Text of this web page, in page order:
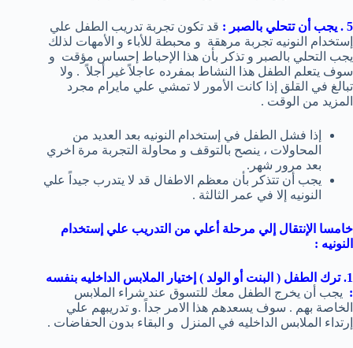
5 . يجب أن تتحلي بالصبر :
قد تكون تجربة تدريب الطفل علي
إستخدام النونيه تجربة مرهقة و محبطة للأباء و الأمهات لذلك
يجب التحلي بالصبر و تذكر بأن هذا الإحباط إحساس مؤقت و
سوف يتعلم الطفل هذا النشاط بمفرده عاجلاً غير أجلاً . ولا
تبالغ في القلق إذا كانت الأمور لا تمشي علي مايرام مجرد
المزيد من الوقت .
إذا فشل الطفل في إستخدام النونيه بعد العديد من
المحاولات ، ينصح بالتوقف و محاولة التجربة مرة اخري
بعد مرور شهر.
يجب أن تتذكر بأن معظم الاطفال قد لا يتدرب جيداً علي
النونيه إلا في عمر الثالثة .
خامسا الإنتقال إلي مرحلة أعلي من التدريب علي إستخدام
النونيه :
1. ترك الطفل ( البنت أو الولد ) إختيار الملابس الداخليه بنفسه
: يجب أن يخرج الطفل معك للتسوق عند شراء الملابس
الخاصة بهم . سوف يسعدهم هذا الامر جداً .و تدريبهم علي
إرتداء الملابس الداخليه في المنزل و البقاء بدون الحفاضات .